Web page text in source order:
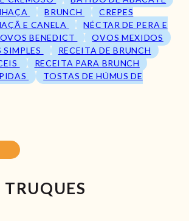
BRUNCH
CREPES
E CANELA
NÉCTAR DE PERA E
OVOS BENEDICT
OVOS MEXIDOS
SIMPLES
RECEITA DE BRUNCH
RECEITA PARA BRUNCH
TOSTAS DE HÚMUS DE
TRUQUES